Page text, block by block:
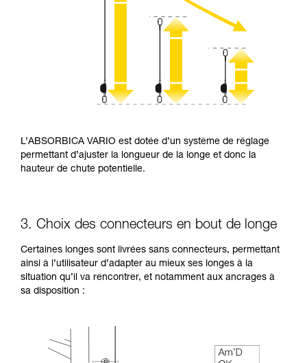
L’ABSORBICA VARIO est dotée d’un système de réglage
permettant d’ajuster la longueur de la longe et donc la
hauteur de chute potentielle.
3. Choix des connecteurs en bout de longe
Certaines longes sont livrées sans connecteurs, permettant
ainsi à l’utilisateur d’adapter au mieux ses longes à la
situation qu’il va rencontrer, et notamment aux ancrages à
sa disposition :